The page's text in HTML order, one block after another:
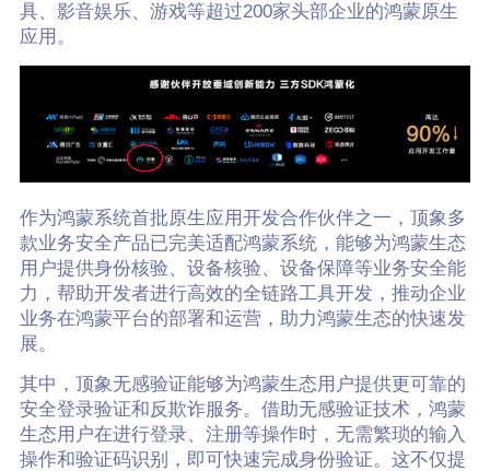
具、影音娱乐、游戏等超过200家头部企业的鸿蒙原生
应用。
作为鸿蒙系统首批原生应用开发合作伙伴之一，顶象多
款业务安全产品已完美适配鸿蒙系统，能够为鸿蒙生态
用户提供身份核验、设备核验、设备保障等业务安全能
力，帮助开发者进行高效的全链路工具开发，推动企业
业务在鸿蒙平台的部署和运营，助力鸿蒙生态的快速发
展。
其中，顶象无感验证能够为鸿蒙生态用户提供更可靠的
安全登录验证和反欺诈服务。借助无感验证技术，鸿蒙
生态用户在进行登录、注册等操作时，无需繁琐的输入
操作和验证码识别，即可快速完成身份验证。这不仅提